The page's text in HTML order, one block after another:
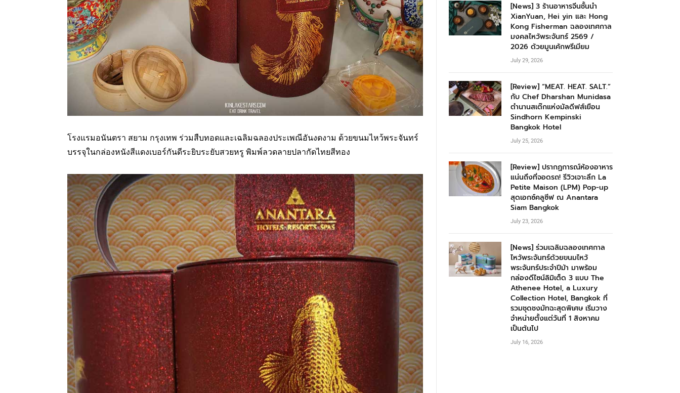
โรงแรมอนันตรา สยาม กรุงเทพ ร่วมสืบทอดและเฉลิมฉลองประเพณีอันงดงาม ด้วยขนมไหว้พระจันทร์
บรรจุในกล่องหนังสีแดงเบอร์กันดีระยิบระยับสวยหรู พิมพ์ลวดลายปลากัดไทยสีทอง
[News] 3 ร้านอาหารจีนชั้นนำ
XianYuan, Hei yin และ Hong
Kong Fisherman ฉลองเทศกาล
มงคลไหว้พระจันทร์ 2569 /
2026 ด้วยมูนเค้กพรีเมียม
July 29, 2026
[Review] “MEAT. HEAT. SALT.”
กับ Chef Dharshan Munidasa
ตำนานสเต๊กแห่งมัลดีฟส์เยือน
Sindhorn Kempinski
Bangkok Hotel
July 25, 2026
[Review] ปรากฏการณ์ห้องอาหาร
แน่นถึงที่จอดรถ! รีวิวเจาะลึก La
Petite Maison (LPM) Pop-up
สุดเอกซ์คลูซีฟ ณ Anantara
Siam Bangkok
July 23, 2026
[News] ร่วมเฉลิมฉลองเทศกาล
ไหว้พระจันทร์ด้วยขนมไหว้
พระจันทร์ประจำปีม้า มาพร้อม
กล่องดีไซน์ลิมิเต็ด 3 แบบ The
Athenee Hotel, a Luxury
Collection Hotel, Bangkok ที่
รวมชุดชงมัทฉะสุดพิเศษ เริ่มวาง
จำหน่ายตั้งแต่วันที่ 1 สิงหาคม
เป็นต้นไป
July 16, 2026